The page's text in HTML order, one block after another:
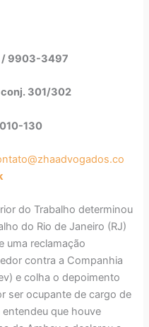
9903-3497
conj. 301/302
130
do Trabalho determinou
do Rio de Janeiro (RJ)
uma reclamação
contra a Companhia
e colha o depoimento
ser ocupante de cargo de
que houve